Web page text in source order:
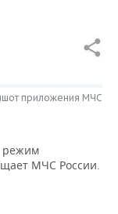
приложения МЧС
режим
МЧС России.